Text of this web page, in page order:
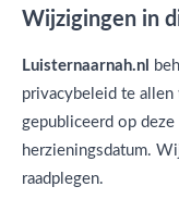
Wijzigingen in
Luisternaarnah.nl
privacybeleid te
gepubliceerd op
herzieningsdatum.
raadplegen.